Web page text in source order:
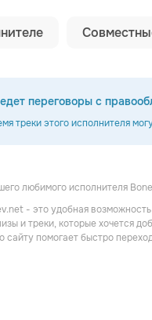
переговоры с
треки этого исполнителя
Walter Beasley
R’n’B
любимого исполнителя
- это удобная
и треки, которые хочется
сайту помогает быстро